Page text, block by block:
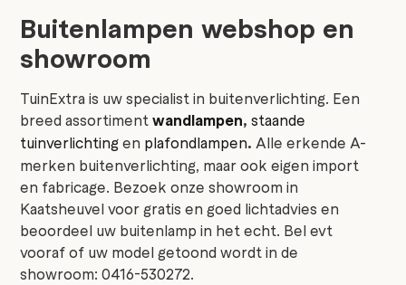
Buitenlampen webshop en
showroom
TuinExtra is uw specialist in buitenverlichting. Een
breed assortimentwandlampen,staande
tuinverlichtingen plafondlampen.Alle erkende A-
merken buitenverlichting, maar ook eigen import
en fabricage. Bezoek onze showroom in
Kaatsheuvel voor gratis en goed lichtadvies en
beoordeel uw buitenlamp in het echt. Bel evt
vooraf of uw model getoond wordt in de
showroom: 0416-530272.